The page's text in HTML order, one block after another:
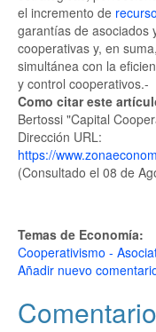
el incremento de
garantías de asociados
cooperativas y, en
simultánea con la
y control cooperativos.-
Como citar este
Bertossi "Capital
Dirección URL:
https://
(Consultado el 08 de
Temas de Economía:
Cooperativismo -
Añadir nuevo